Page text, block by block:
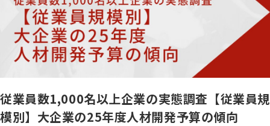
従業員数1,000名以上企業の実態調査【従業員規
模別】大企業の25年度人材開発予算の傾向